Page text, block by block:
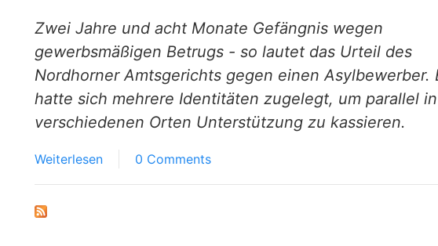
Zwei Jahre und acht Monate Gefängnis wegen
gewerbsmäßigen Betrugs - so lautet das Urteil des
Nordhorner Amtsgerichts gegen einen Asylbewerber.
hatte sich mehrere Identitäten zugelegt, um parallel in
verschiedenen Orten Unterstützung zu kassieren.
Weiterlesen 0 Comments